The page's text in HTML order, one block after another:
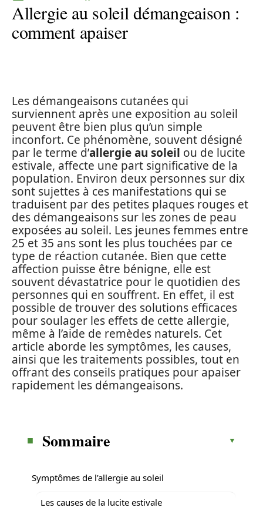
Allergie au soleil démangeaison :
comment apaiser
Les démangeaisons cutanées qui
surviennent après une exposition au soleil
peuvent être bien plus qu’un simple
inconfort. Ce phénomène, souvent désigné
par le terme d’allergie au soleil ou de lucite
estivale, affecte une part significative de la
population. Environ deux personnes sur dix
sont sujettes à ces manifestations qui se
traduisent par des petites plaques rouges et
des démangeaisons sur les zones de peau
exposées au soleil. Les jeunes femmes entre
25 et 35 ans sont les plus touchées par ce
type de réaction cutanée. Bien que cette
affection puisse être bénigne, elle est
souvent dévastatrice pour le quotidien des
personnes qui en souffrent. En effet, il est
possible de trouver des solutions efficaces
pour soulager les effets de cette allergie,
même à l’aide de remèdes naturels. Cet
article aborde les symptômes, les causes,
ainsi que les traitements possibles, tout en
offrant des conseils pratiques pour apaiser
rapidement les démangeaisons.
Sommaire
Symptômes de l’allergie au soleil
Les causes de la lucite estivale